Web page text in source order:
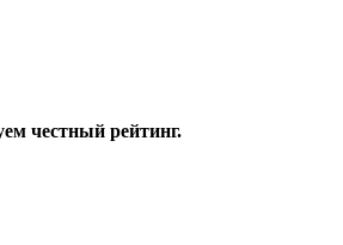
честный рейтинг.